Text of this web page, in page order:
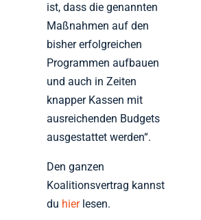
ist, dass die genannten
Maßnahmen auf den
bisher erfolgreichen
Programmen aufbauen
und auch in Zeiten
knapper Kassen mit
ausreichenden Budgets
ausgestattet werden“.
Den ganzen
Koalitionsvertrag kannst
du hier lesen.